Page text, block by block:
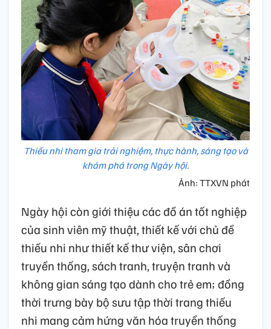
Thiếu nhi tham gia trải nghiệm, thực hành, sáng tạo và
khám phá trong Ngày hội.
Ảnh: TTXVN phát
Ngày hội còn giới thiệu các đồ án tốt nghiệp
của sinh viên mỹ thuật, thiết kế với chủ đề
thiếu nhi như thiết kế thư viện, sân chơi
truyền thống, sách tranh, truyện tranh và
không gian sáng tạo dành cho trẻ em; đồng
thời trưng bày bộ sưu tập thời trang thiếu
nhi mang cảm hứng văn hóa truyền thống